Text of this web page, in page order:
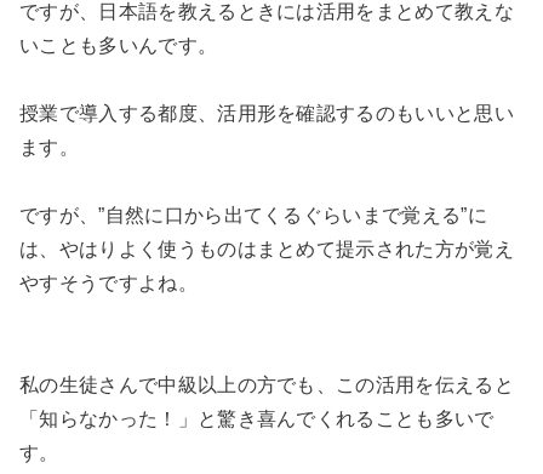
ですが、日本語を教えるときには活用をまとめて教えな
いことも多いんです。
授業で導入する都度、活用形を確認するのもいいと思い
ます。
ですが、”自然に口から出てくるぐらいまで覚える”に
は、やはりよく使うものはまとめて提示された方が覚え
やすそうですよね。
私の生徒さんで中級以上の方でも、この活用を伝えると
「知らなかった！」と驚き喜んでくれることも多いで
す。